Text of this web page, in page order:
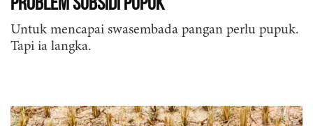
Untuk mencapai swasembada pangan perlu pupuk.
Tapi ia langka.